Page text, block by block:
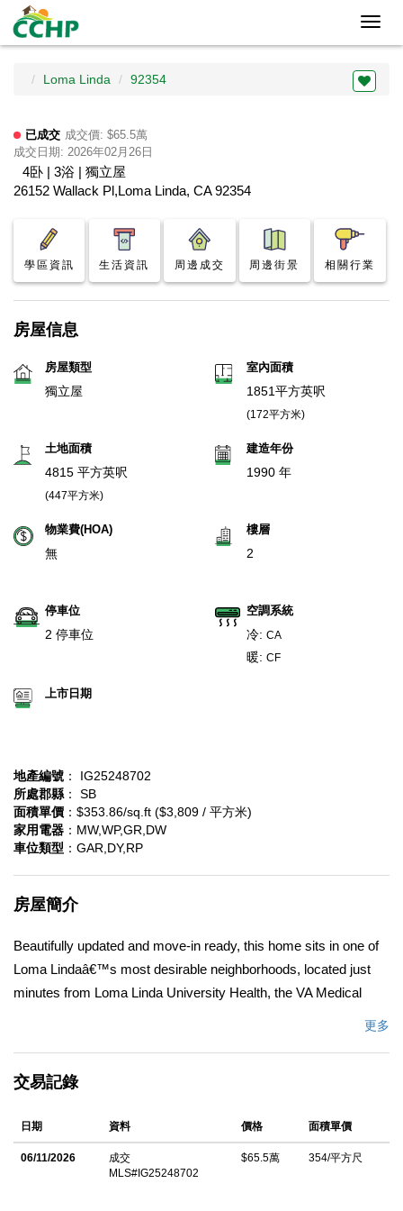
Loma Linda 92354
已成交 成交價: $65.5萬
成交日期: 2026年02月26日
4卧 | 3浴 | 獨立屋
26152 Wallack Pl,Loma Linda, CA 92354
學區資訊 生活資訊 周邊成交 周邊街景 相關行業
房屋信息
房屋類型
獨立屋
室內面積
1851平方英呎
(172平方米)
土地面積
4815 平方英呎
(447平方米)
建造年份
1990 年
物業費(HOA)
無
樓層
2
停車位
2 停車位
空調系統
冷: CA
暖: CF
上市日期
地產編號 ： IG25248702
所處郡縣 ： SB
面積單價 ：$353.86/sq.ft ($3,809 / 平方米)
家用電器 ：MW,WP,GR,DW
車位類型 ：GAR,DY,RP
房屋簡介
Beautifully updated and move-in ready, this home sits in one of
Loma Lindaâ€™s most desirable neighborhoods, located just
minutes from Loma Linda University Health, the VA Medical
multigenerational living. Recent interior updates include new
plantation shutters, and two fireplaces that create warm and
inviting living spaces. The kitchen offers stainless steel
appliances. Upstairs, the home features new carpet throughout,
更多
交易記錄
日期 資料 價格 面積單價
06/11/2026
成交
MLS#IG25248702
$65.5萬 354/平方尺